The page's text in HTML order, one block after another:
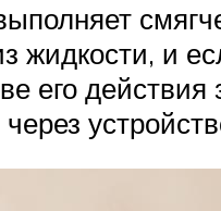
и
его действия